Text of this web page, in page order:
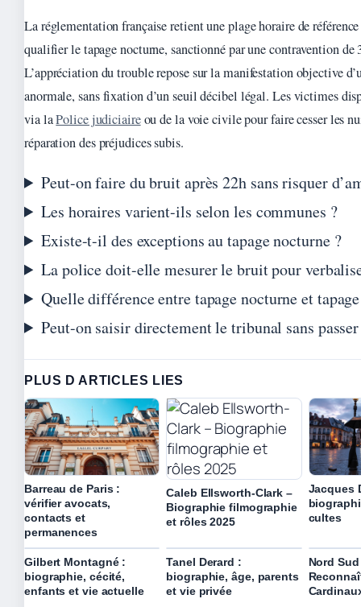
La réglementation française retient une plage horaire de
qualifier le tapage nocturne, sanctionné par une contravention de
L’appréciation du trouble repose sur la manifestation objective
anormale, sans fixation d’un seuil décibel légal. Les victimes
via laPolice judiciaireou de la voie civile pour faire cesser les
réparation des préjudices subis.
Peut-on faire du bruit après 22h sans risquer
Les horaires varient-ils selon les communes ?
Existe-t-il des exceptions au tapage nocturne ?
La police doit-elle mesurer le bruit pour
Quelle différence entre tapage nocturne et
Peut-on saisir directement le tribunal sans
PLUS D ARTICLES LIES
Barreau de Paris :
vérifier avocats,
contacts et
permanences
Caleb Ellsworth-Clark –
Biographie filmographie
et rôles 2025
Jacques
cultes
Gilbert Montagné :
biographie, cécité,
enfants et vie actuelle
Tanel Derard :
biographie, âge, parents
et vie privée
Nord